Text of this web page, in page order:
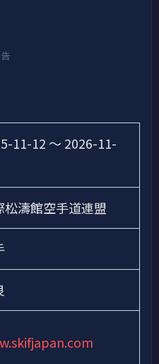
11-12 〜 2026-11-
松濤館空手道連盟